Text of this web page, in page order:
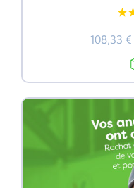
108,33 €